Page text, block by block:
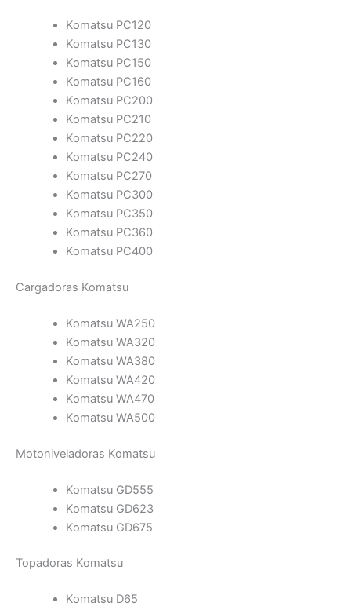
Komatsu PC120
Komatsu PC130
Komatsu PC150
Komatsu PC160
Komatsu PC200
Komatsu PC210
Komatsu PC220
Komatsu PC240
Komatsu PC270
Komatsu PC300
Komatsu PC350
Komatsu PC360
Komatsu PC400
Cargadoras Komatsu
Komatsu WA250
Komatsu WA320
Komatsu WA380
Komatsu WA420
Komatsu WA470
Komatsu WA500
Motoniveladoras Komatsu
Komatsu GD555
Komatsu GD623
Komatsu GD675
Topadoras Komatsu
Komatsu D65